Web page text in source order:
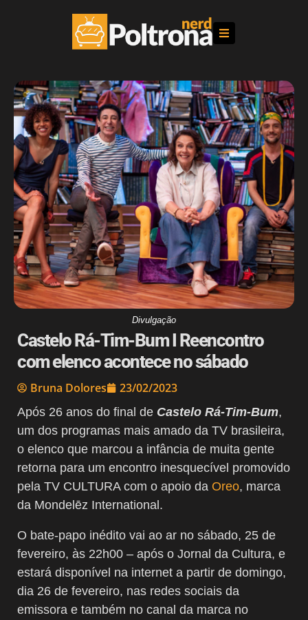
Divulgação
Castelo Rá-Tim-Bum I Reencontro
com elenco acontece no sábado
Bruna Dolores 23/02/2023
Após 26 anos do final de Castelo Rá-Tim-Bum,
um dos programas mais amado da TV brasileira,
o elenco que marcou a infância de muita gente
retorna para um encontro inesquecível promovido
pela TV CULTURA com o apoio da Oreo, marca
da Mondelēz International.
O bate-papo inédito vai ao ar no sábado, 25 de
fevereiro, às 22h00 – após o Jornal da Cultura, e
estará disponível na internet a partir de domingo,
dia 26 de fevereiro, nas redes sociais da
emissora e também no canal da marca no